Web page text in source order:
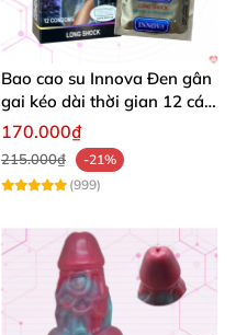
Bao cao su Innova Đen gân
gai kéo dài thời gian 12 cái
tăng khoái cảm
170.000₫
215.000₫
-21%
(999)